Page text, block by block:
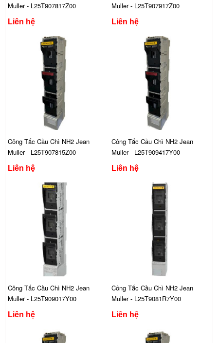
Muller - L25T907817Z00
Liên hệ
Muller - L25T907917Z00
Liên hệ
Công Tắc Cầu Chì NH2 Jean
Muller - L25T907815Z00
Liên hệ
Công Tắc Cầu Chì NH2 Jean
Muller - L25T909417Y00
Liên hệ
Công Tắc Cầu Chì NH2 Jean
Muller - L25T909017Y00
Liên hệ
Công Tắc Cầu Chì NH2 Jean
Muller - L25T9081R7Y00
Liên hệ